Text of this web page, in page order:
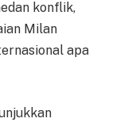
konflik,
Milan
apa